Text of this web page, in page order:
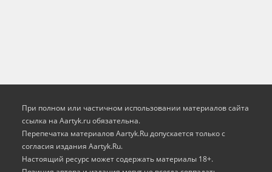
При полном или частичном использовании материалов сайта
ссылка на Aartyk.ru oбязательна.
Перепечатка материалов Aartyk.Ru допускается только с
согласия издания Aartyk.Ru.
Настоящий ресурс может содержать материалы 18+.